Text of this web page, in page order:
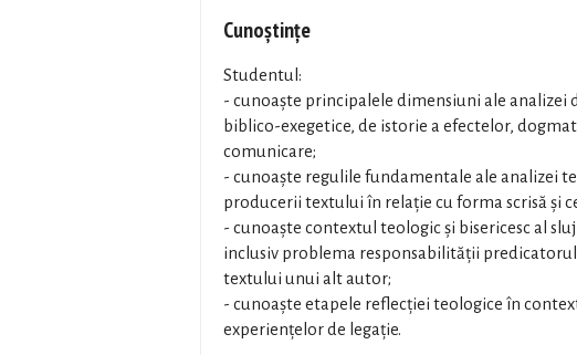
Cunoștințe
Studentul:
- cunoaște principalele dimensiuni ale analizei
biblico-exegetice, de istorie a efectelor,
comunicare;
- cunoaște regulile fundamentale ale analizei
producerii textului în relație cu forma scrisă și
- cunoaște contextul teologic și bisericesc al
inclusiv problema responsabilității
textului unui alt autor;
- cunoaște etapele reflecției teologice în
experiențelor de legație.